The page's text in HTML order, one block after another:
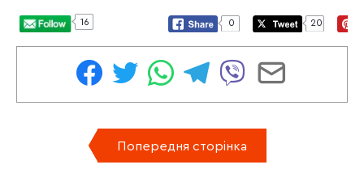
16 0 20
Попередня сторінка